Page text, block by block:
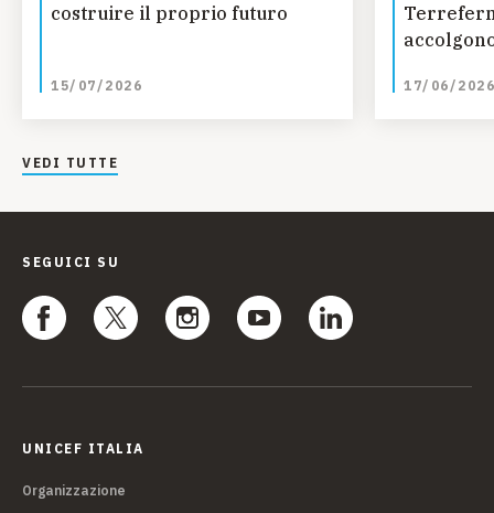
costruire il proprio futuro
15/07/2026 17/06/2026
VEDI TUTTE
SEGUICI SU
UNICEF ITALIA
Organizzazione